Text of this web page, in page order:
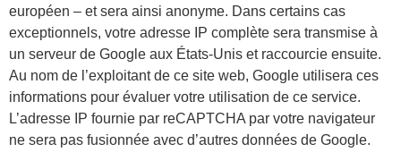
européen – et sera ainsi anonyme. Dans certains cas
exceptionnels, votre adresse IP complète sera transmise à
un serveur de Google aux États-Unis et raccourcie ensuite.
Au nom de l’exploitant de ce site web, Google utilisera ces
informations pour évaluer votre utilisation de ce service.
L’adresse IP fournie par reCAPTCHA par votre navigateur
ne sera pas fusionnée avec d’autres données de Google.